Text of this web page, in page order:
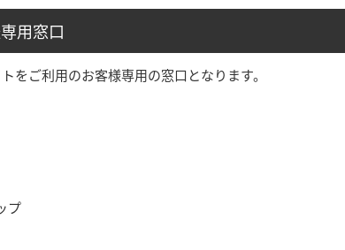
用窓口
をご利用のお客様専用の窓口となります。
プ